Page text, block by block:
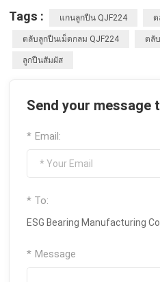
Tags : แกนลูกปืน QJF224
ตลับลูกปืนเม็ดกลม QJF224 ตลั
ลูกปืนสัมผัส
Send your message
* Email:
* To:
ESG Bearing Manufacturing
* Message